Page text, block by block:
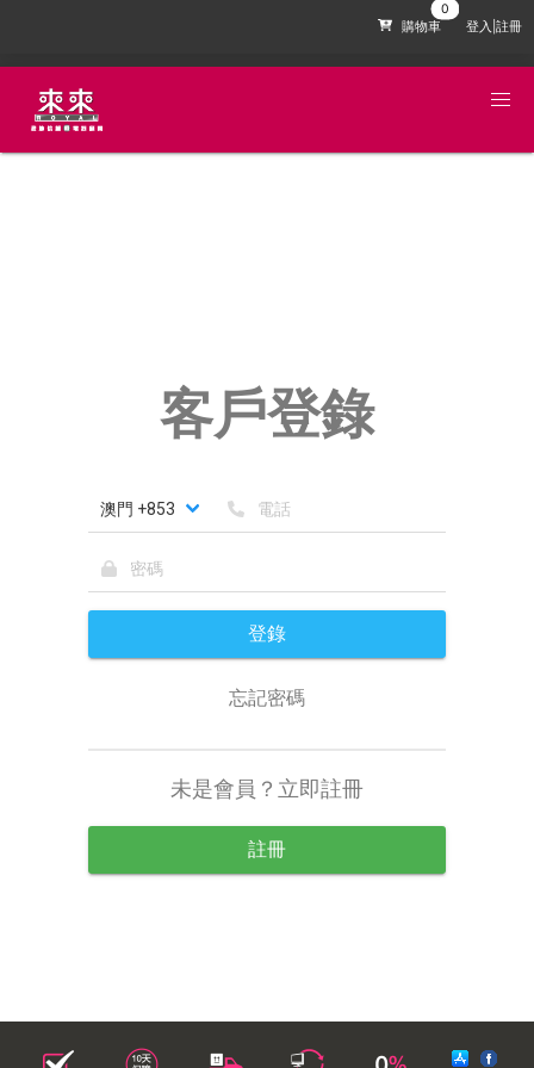
購物車 登入|註冊
客戶登錄
登錄
忘記密碼
未是會員？立即註冊
註冊